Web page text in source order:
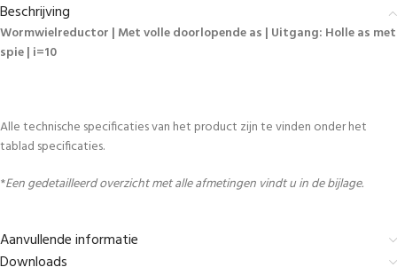
Beschrijving
Wormwielreductor | Met volle doorlopende as | Uitgang: Holle as met
spie | i=10
Alle technische specificaties van het product zijn te vinden onder het
tablad specificaties.
*Een gedetailleerd overzicht met alle afmetingen vindt u in de bijlage.
Aanvullende informatie
Downloads